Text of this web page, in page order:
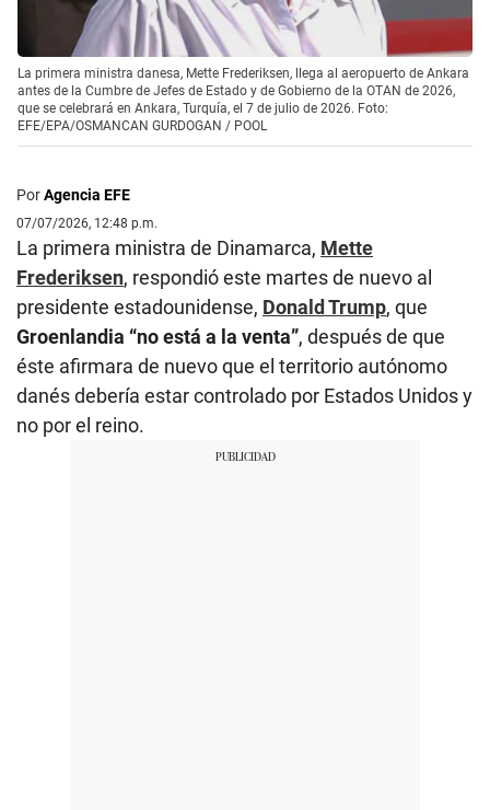
La primera ministra danesa, Mette Frederiksen, llega al aeropuerto de Ankara
antes de la Cumbre de Jefes de Estado y de Gobierno de la OTAN de 2026,
que se celebrará en Ankara, Turquía, el 7 de julio de 2026. Foto:
EFE/EPA/OSMANCAN GURDOGAN / POOL
PorAgencia EFE
07/07/2026, 12:48 p.m.
La primera ministra de Dinamarca, Mette
Frederiksen, respondió este martes de nuevo al
presidente estadounidense, Donald Trump, que
Groenlandia “no está a la venta”, después de que
éste afirmara de nuevo que el territorio autónomo
danés debería estar controlado por Estados Unidos y
no por el reino.